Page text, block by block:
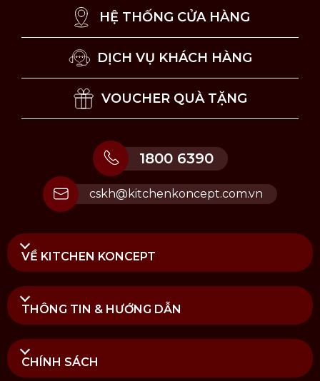
HỆ THỐNG CỬA HÀNG
DỊCH VỤ KHÁCH HÀNG
VOUCHER QUÀ TẶNG
1800 6390
cskh@kitchenkoncept.com.vn
VỀ KITCHEN KONCEPT
THÔNG TIN & HƯỚNG DẪN
CHÍNH SÁCH